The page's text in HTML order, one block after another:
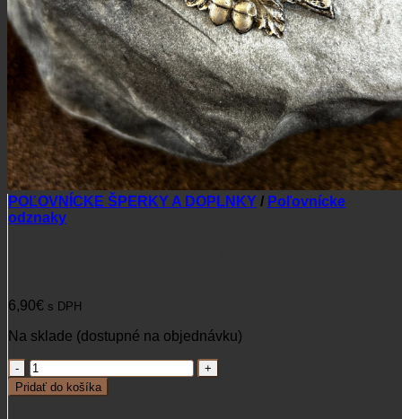
Žiadne produkty v košíku.
Vrátiť sa do obchodu
POĽOVNÍCKE ŠPERKY A DOPLNKY / Poľovnícke
odznaky
6,90€ s DPH
Na sklade (dostupné na objednávku)
množstvo
FOXLINE
odznak
Pridať do košíka